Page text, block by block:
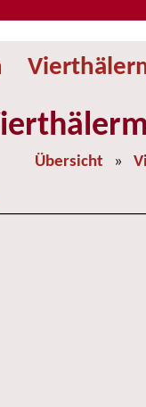
Übersicht »